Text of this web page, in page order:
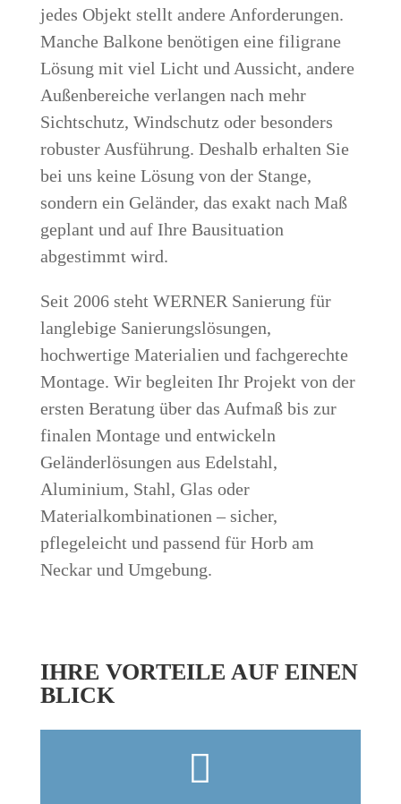
jedes Objekt stellt andere Anforderungen.
Manche Balkone benötigen eine filigrane
Lösung mit viel Licht und Aussicht, andere
Außenbereiche verlangen nach mehr
Sichtschutz, Windschutz oder besonders
robuster Ausführung. Deshalb erhalten Sie
bei uns keine Lösung von der Stange,
sondern ein Geländer, das exakt nach Maß
geplant und auf Ihre Bausituation
abgestimmt wird.
Seit 2006 steht WERNER Sanierung für
langlebige Sanierungslösungen,
hochwertige Materialien und fachgerechte
Montage. Wir begleiten Ihr Projekt von der
ersten Beratung über das Aufmaß bis zur
finalen Montage und entwickeln
Geländerlösungen aus Edelstahl,
Aluminium, Stahl, Glas oder
Materialkombinationen – sicher,
pflegeleicht und passend für Horb am
Neckar und Umgebung.
IHRE VORTEILE AUF EINEN
BLICK
